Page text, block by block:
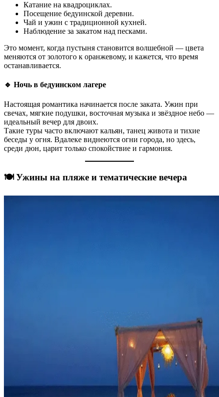
Катание на квадроциклах.
Посещение бедуинской деревни.
Чай и ужин с традиционной кухней.
Наблюдение за закатом над песками.
Это момент, когда пустыня становится волшебной — цвета
меняются от золотого к оранжевому, и кажется, что время
останавливается.
🔹 Ночь в бедуинском лагере
Настоящая романтика начинается после заката. Ужин при
свечах, мягкие подушки, восточная музыка и звёздное небо —
идеальный вечер для двоих.
Такие туры часто включают кальян, танец живота и тихие
беседы у огня. Вдалеке виднеются огни города, но здесь,
среди дюн, царит только спокойствие и гармония.
🍽️ Ужины на пляже и тематические вечера